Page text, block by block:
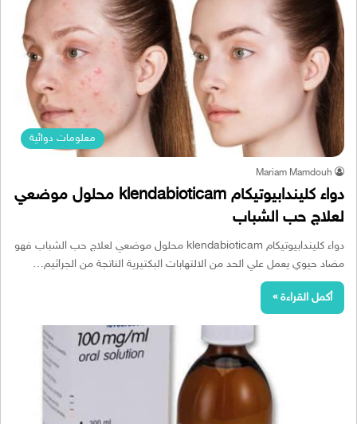
معلومات دوائية
Mariam Mamdouh
دواء كليندابيوتيكام klendabioticam محلول موضعي
لعلاج حب الشباب
دواء كليندابيوتيكام klendabioticam محلول موضعي لعلاج حب الشباب فهو
مضاد حيوي يعمل علي الحد من الالتهابات البكتيرية الناتجة من الجراثيم…
أكمل القراءة »